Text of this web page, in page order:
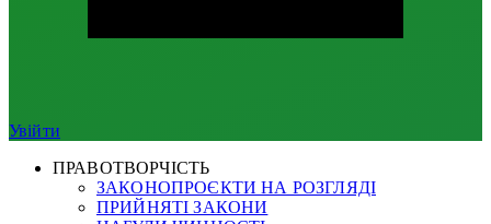
Увійти
ПРАВОТВОРЧІСТЬ
ЗАКОНОПРОЄКТИ НА РОЗГЛЯДІ
ПРИЙНЯТІ ЗАКОНИ